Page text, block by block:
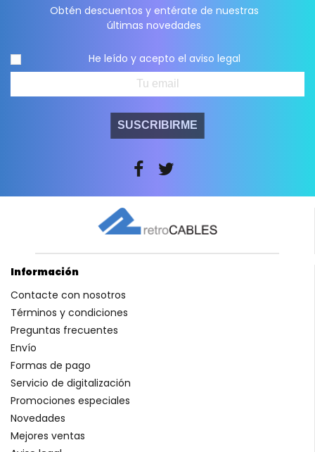
Obtén descuentos y entérate de nuestras
últimas novedades
He leído y acepto el aviso legal
SUSCRIBIRME
Información
Contacte con nosotros
Términos y condiciones
Preguntas frecuentes
Envío
Formas de pago
Servicio de digitalización
Promociones especiales
Novedades
Mejores ventas